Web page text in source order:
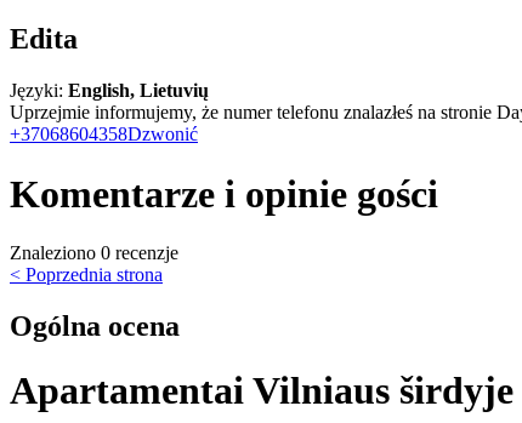
Edita
Języki: English, Lietuvių
Uprzejmie informujemy, że numer telefonu znalazłeś na stronie
+37068604358Dzwonić
Komentarze i opinie gości
Znaleziono 0 recenzje
< Poprzednia strona
Ogólna ocena
Apartamentai Vilniaus širdyje